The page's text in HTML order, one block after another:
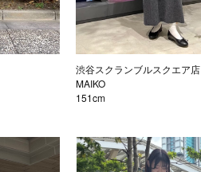
渋谷スクランブルスクエア店
MAIKO
151cm